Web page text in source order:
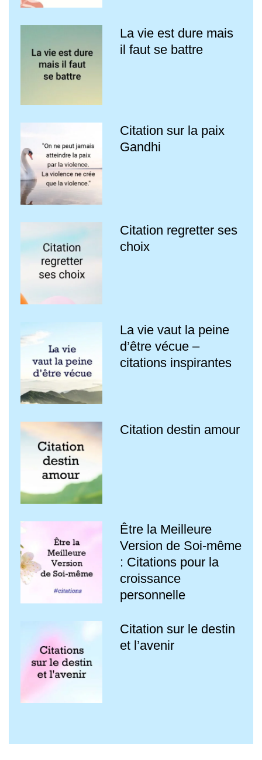
La vie est dure mais
il faut se battre
Citation sur la paix
Gandhi
Citation regretter ses
choix
La vie vaut la peine
d’être vécue –
citations inspirantes
Citation destin amour
Être la Meilleure
Version de Soi-même
: Citations pour la
croissance
personnelle
Citation sur le destin
et l’avenir